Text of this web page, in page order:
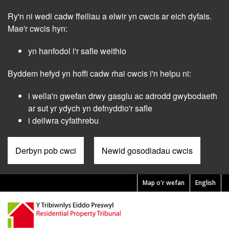
main
Ry'n ni wedi cadw ffeiliau a elwir yn cwcis ar eich dyfais.
Mae'r cwcis hyn:
yn hanfodol i'r safle weithio
Byddem hefyd yn hoffi cadw rhai cwcis i'n helpu ni:
i wella'n gwefan drwy gasglu ac adrodd gwybodaeth
ar sut yr ydych yn defnyddio'r safle
i deilwra cyfathrebu
Derbyn pob cwci Newid gosodiadau cwcis
English
Pre
Header
Menu
Map o'r wefan